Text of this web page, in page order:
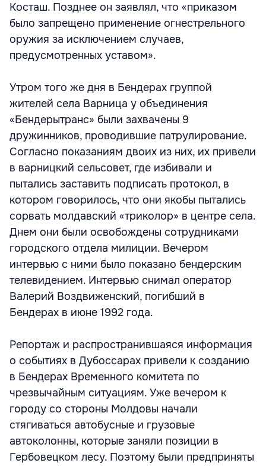
Косташ. Позднее он заявлял, что «приказом
было запрещено применение огнестрельного
оружия за исключением случаев,
предусмотренных уставом».
Утром того же дня в Бендерах группой
жителей села Варница у объединения
«Бендерытранс» были захвачены 9
дружинников, проводившие патрулирование.
Согласно показаниям двоих из них, их привели
в варницкий сельсовет, где избивали и
пытались заставить подписать протокол, в
котором говорилось, что они якобы пытались
сорвать молдавский «триколор» в центре села.
Днем они были освобождены сотрудниками
городского отдела милиции. Вечером
интервью с ними было показано бендерским
телевидением. Интервью снимал оператор
Валерий Воздвиженский, погибший в
Бендерах в июне 1992 года.
Репортаж и распространившаяся информация
о событиях в Дубоссарах привели к созданию
в Бендерах Временного комитета по
чрезвычайным ситуациям. Уже вечером к
городу со стороны Молдовы начали
стягиваться автобусные и грузовые
автоколонны, которые заняли позиции в
Гербовецком лесу. Поэтому были предприняты